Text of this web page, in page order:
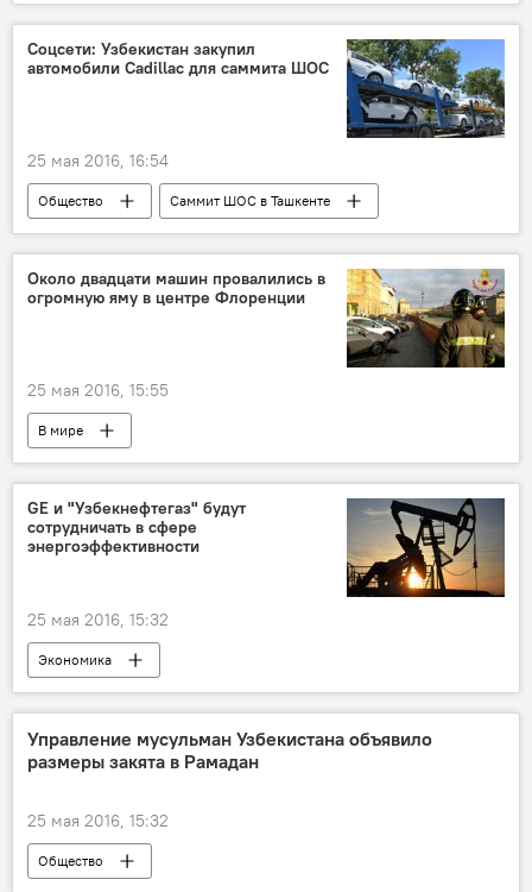
Соцсети: Узбекистан закупил
автомобили Cadillac для саммита ШОС
25 мая 2016, 16:54
Общество Саммит ШОС в Ташкенте
Около двадцати машин провалились в
огромную яму в центре Флоренции
25 мая 2016, 15:55
В мире
GE и "Узбекнефтегаз" будут
сотрудничать в сфере
энергоэффективности
25 мая 2016, 15:32
Экономика
Управление мусульман Узбекистана объявило
размеры закята в Рамадан
25 мая 2016, 15:32
Общество